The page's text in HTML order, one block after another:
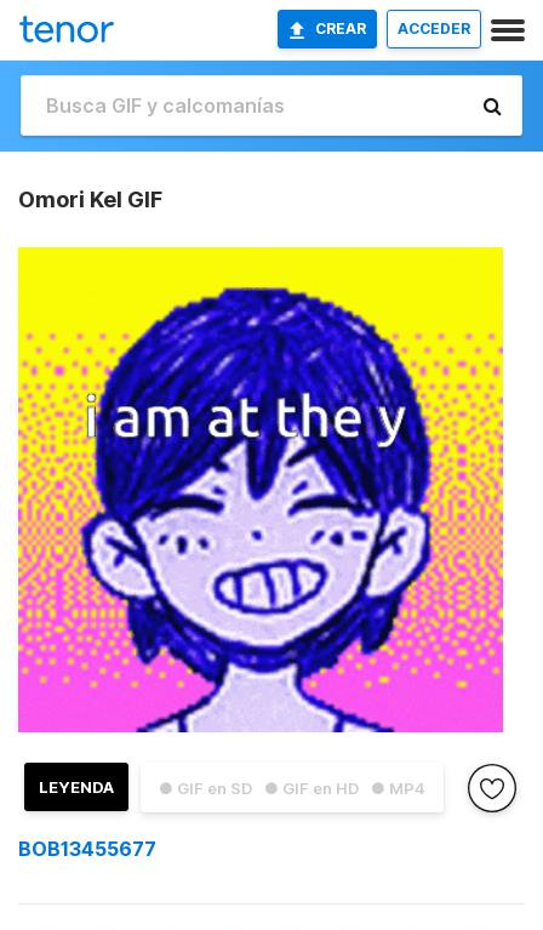
CREAR ACCEDER
Omori Kel GIF
● GIF en SD ● GIF en HD ● MP4
LEYENDA
BOB13455677